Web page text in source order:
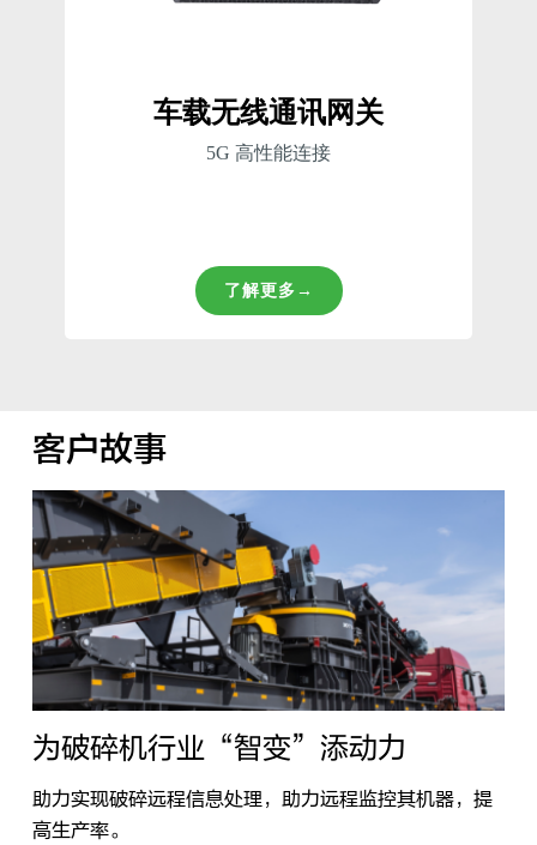
车载无线通讯网关
5G 高性能连接
了解更多→
客户故事
为破碎机行业“智变”添动力
助力实现破碎远程信息处理，助力远程监控其机器，提
高生产率。